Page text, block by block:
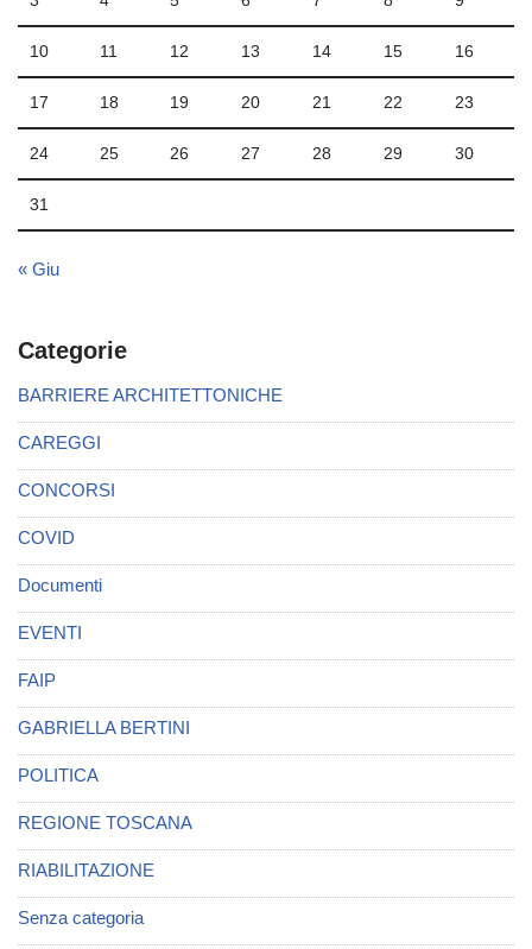
10 11 12 13 14 15 16
17 18 19 20 21 22 23
24 25 26 27 28 29 30
31
« Giu
Categorie
BARRIERE ARCHITETTONICHE
CAREGGI
CONCORSI
COVID
Documenti
EVENTI
FAIP
GABRIELLA BERTINI
POLITICA
REGIONE TOSCANA
RIABILITAZIONE
Senza categoria